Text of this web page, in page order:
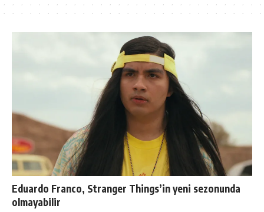
Eduardo Franco, Stranger Things’in yeni sezonunda
olmayabilir